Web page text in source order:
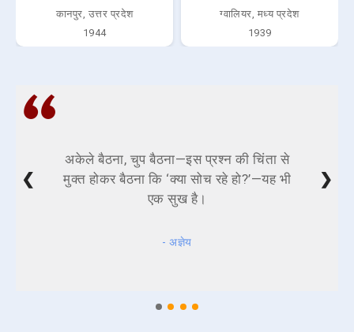
कानपुर, उत्तर प्रदेश
1944
ग्वालियर, मध्य प्रदेश
1939
अकेले बैठना, चुप बैठना—इस प्रश्न की चिंता से
मुक्त होकर बैठना कि ‘क्या सोच रहे हो?’—यह भी
एक सुख है।
- अज्ञेय
❮ ❯